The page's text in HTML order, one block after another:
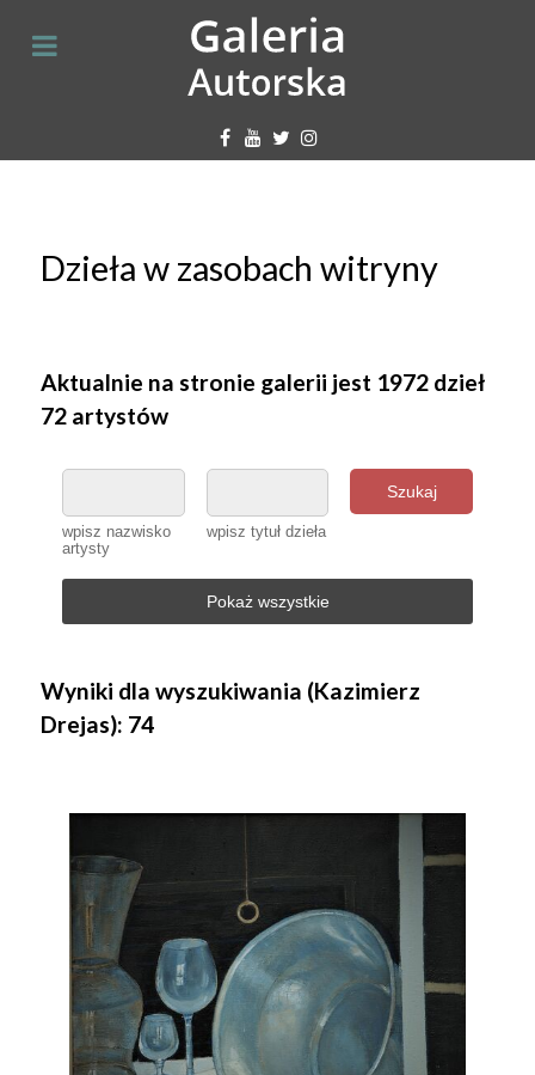
Dzieła w zasobach witryny
Aktualnie na stronie galerii jest 1972 dzieł
72 artystów
wpisz nazwisko
artysty
wpisz tytuł dzieła
Szukaj
Pokaż wszystkie
Wyniki dla wyszukiwania (Kazimierz
Drejas): 74